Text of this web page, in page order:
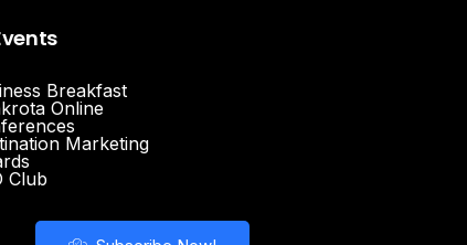
Breakfast
Online
Marketing
Club